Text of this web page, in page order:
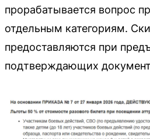
прорабатывается вопрос
отдельным категориям.
предоставляются при
подтверждающих